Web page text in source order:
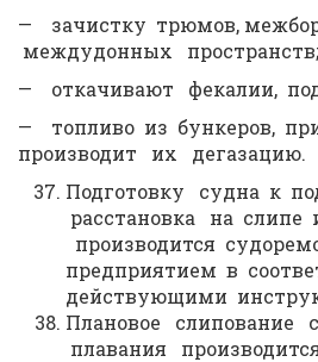
— зачистку трюмов,
междудонных пространств;
— откачивают фекалии,
— топливо из бункеров,
производит их дегазацию.
Подготовку судна к
расстановка на
производится
предприятием в
действующими
Плановое слипование
плавания